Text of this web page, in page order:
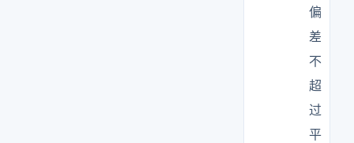
偏
差
不
超
过
平